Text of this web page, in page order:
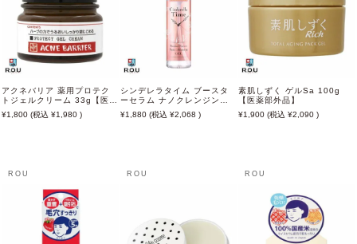
アクネバリア 薬用プロテク
トジェルクリーム 33g【医薬
部外品】【石澤研究所】
1,800 1,980
シンデレラタイム ブースタ
ーセラム ナノクレンジング
ゲル 敏感肌タイプ 310mL
1,880 2,068
素肌しずく ゲルSa 100g
【医薬部外品】
1,900
2,090
ROU ROU ROU